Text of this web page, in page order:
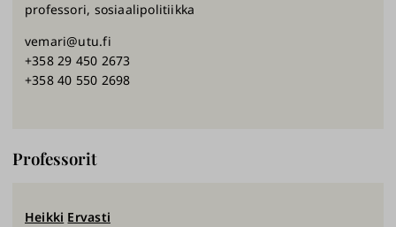
professori, sosiaalipolitiikka
vemari@utu.fi
+358 29 450 2673
+358 40 550 2698
Professorit
Heikki Ervasti